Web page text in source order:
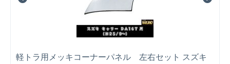
軽トラ用メッキコーナーパネル 左右セット スズキ